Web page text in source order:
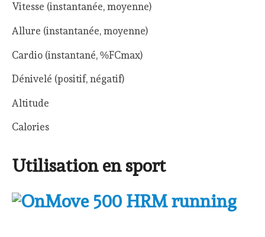
Vitesse (instantanée, moyenne)
Allure (instantanée, moyenne)
Cardio (instantané, %FCmax)
Dénivelé (positif, négatif)
Altitude
Calories
Utilisation en sport